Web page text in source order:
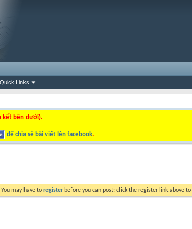
Quick Links
kết bên dưới).
để chia sẻ bài viết lên facebook.
may have to register before you can post: click the register link above